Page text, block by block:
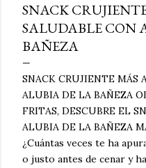
SNACK
SALUDABLE CON
BAÑEZA
SNACK CRUJIENTE MÁS
ALUBIA DE LA BAÑEZA
FRITAS, DESCUBRE EL
ALUBIA DE LA BAÑEZA
¿Cuántas veces te ha
o justo antes de cenar y